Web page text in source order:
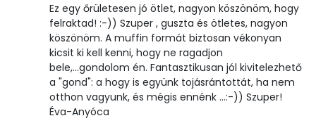
Likopin
0 micro
Lut-zea
406 micro
Összesen 249 kcal
Ez egy őrületesen jó ötlet, nagyon köszönöm, hogy
felraktad! :-)) Szuper , guszta és ötletes, nagyon
köszönöm. A muffin formát biztosan vékonyan
kicsit ki kell kenni, hogy ne ragadjon
bele,...gondolom én. Fantasztikusan jól kivitelezhető
a "gond": a hogy is együnk tojásrántottát, ha nem
otthon vagyunk, és mégis ennénk ...:-)) Szuper!
Éva-Anyóca